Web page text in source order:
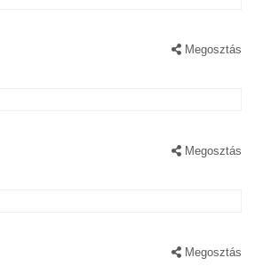
Megosztás
Megosztás
Megosztás